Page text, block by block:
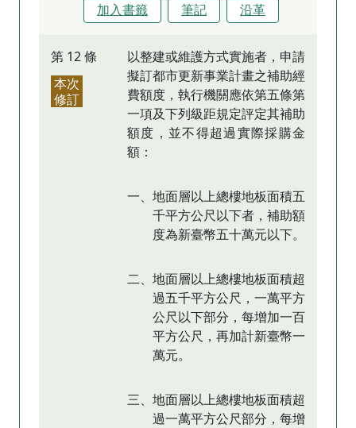
加入書籤 筆記 沿革
第 12 條
本次
修訂
以整建或維護方式實施者，申請
擬訂都市更新事業計畫之補助經
費額度，執行機關應依第五條第
一項及下列級距規定評定其補助
額度，並不得超過實際採購金
額：
一、地面層以上總樓地板面積五
千平方公尺以下者，補助額
度為新臺幣五十萬元以下。
二、地面層以上總樓地板面積超
過五千平方公尺，一萬平方
公尺以下部分，每增加一百
平方公尺，再加計新臺幣一
萬元。
三、地面層以上總樓地板面積超
過一萬平方公尺部分，每增